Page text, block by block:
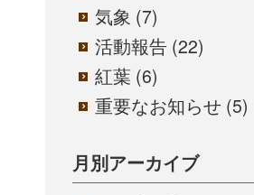
気象 (7)
活動報告 (22)
紅葉 (6)
重要なお知らせ (5)
月別アーカイブ